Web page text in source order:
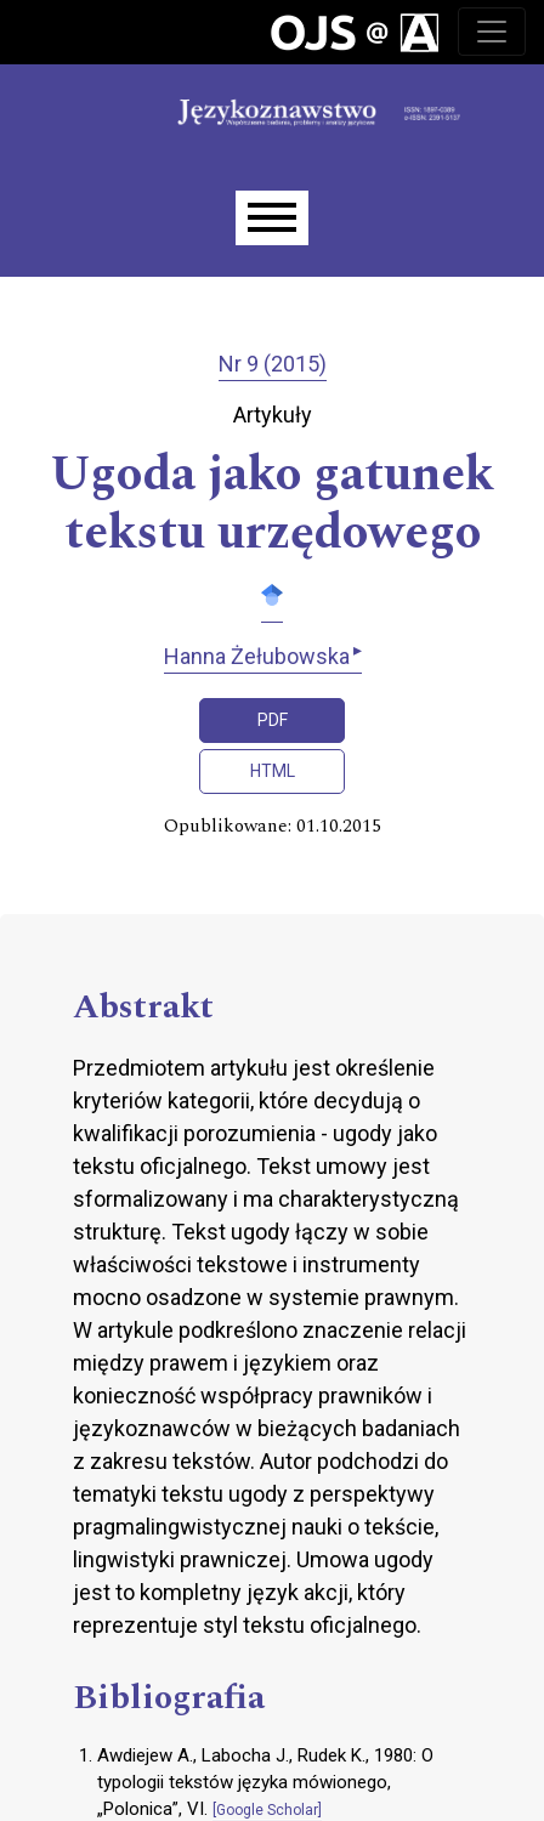
Nr 9 (2015)
Artykuły
Ugoda jako gatunek
tekstu urzędowego
Hanna Żełubowska ▸
PDF
HTML
Opublikowane: 01.10.2015
Abstrakt
Przedmiotem artykułu jest określenie
kryteriów kategorii, które decydują o
kwalifikacji porozumienia - ugody jako
tekstu oficjalnego. Tekst umowy jest
sformalizowany i ma charakterystyczną
strukturę. Tekst ugody łączy w sobie
właściwości tekstowe i instrumenty
mocno osadzone w systemie prawnym.
W artykule podkreślono znaczenie relacji
między prawem i językiem oraz
konieczność współpracy prawników i
językoznawców w bieżących badaniach
z zakresu tekstów. Autor podchodzi do
tematyki tekstu ugody z perspektywy
pragmalingwistycznej nauki o tekście,
lingwistyki prawniczej. Umowa ugody
jest to kompletny język akcji, który
reprezentuje styl tekstu oficjalnego.
Bibliografia
Awdiejew A., Labocha J., Rudek K., 1980: O
typologii tekstów języka mówionego,
„Polonica”, VI.
[Google Scholar]